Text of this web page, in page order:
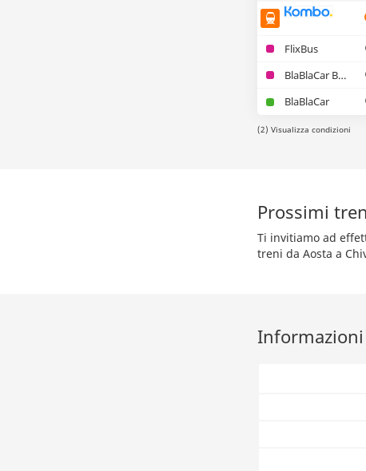
FlixBus
BlaBlaCar Bus
BlaBlaCar
(2) Visualizza condizioni
Prossimi
Ti invitiamo ad
treni da Aosta a